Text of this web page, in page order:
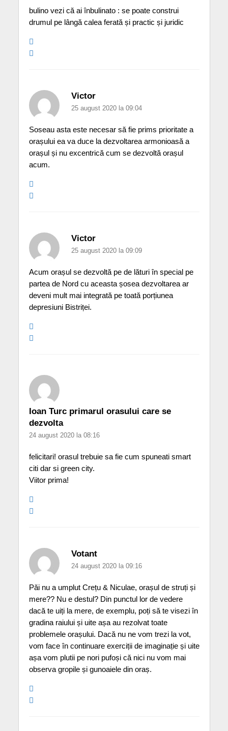
bulino vezi că ai înbulinato : se poate construi
drumul pe lângă calea ferată și practic și juridic
Victor
25 august 2020 la 09:04
Soseau asta este necesar să fie prims prioritate a
orașului ea va duce la dezvoltarea armonioasă a
orașul și nu excentrică cum se dezvoltă orașul
acum.
Victor
25 august 2020 la 09:09
Acum orașul se dezvoltă pe de lături în special pe
partea de Nord cu aceasta șosea dezvoltarea ar
deveni mult mai integrată pe toată porțiunea
depresiuni Bistriței.
Ioan Turc primarul orasului care se
dezvolta
24 august 2020 la 08:16
felicitari! orasul trebuie sa fie cum spuneati smart
citi dar si green city.
Viitor prima!
Votant
24 august 2020 la 09:16
Păi nu a umplut Crețu & Niculae, orașul de struți și
mere?? Nu e destul? Din punctul lor de vedere
dacă te uiți la mere, de exemplu, poți să te visezi în
gradina raiului și uite așa au rezolvat toate
problemele orașului. Dacă nu ne vom trezi la vot,
vom face în continuare exerciții de imaginație și uite
așa vom plutii pe nori pufoși că nici nu vom mai
observa gropile și gunoaiele din oraș.